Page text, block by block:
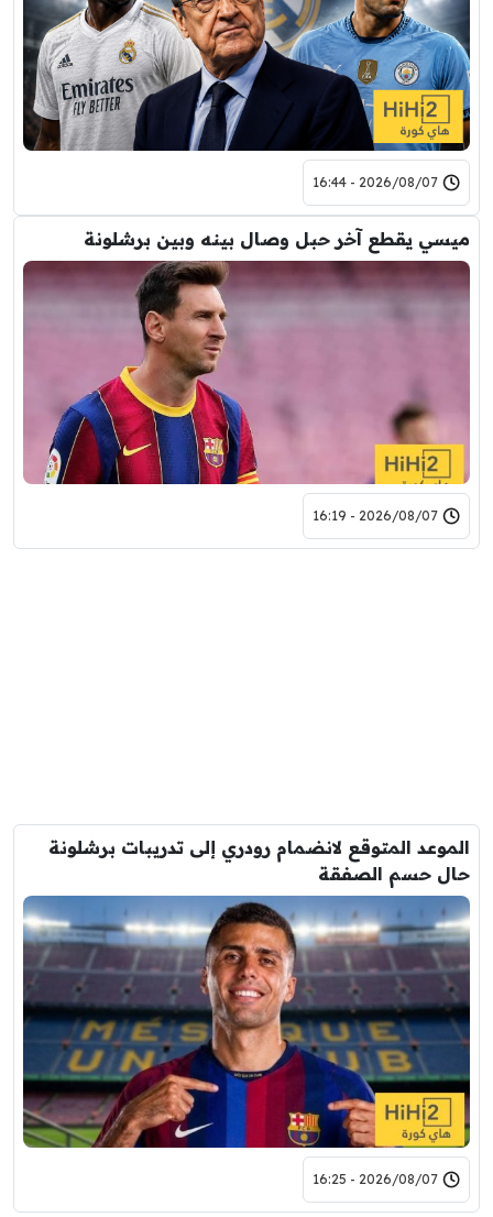
2026/08/07 - 16:44
ميسي يقطع آخر حبل وصال بينه وبين برشلونة
2026/08/07 - 16:19
الموعد المتوقع لانضمام رودري إلى تدريبات برشلونة
حال حسم الصفقة
2026/08/07 - 16:25